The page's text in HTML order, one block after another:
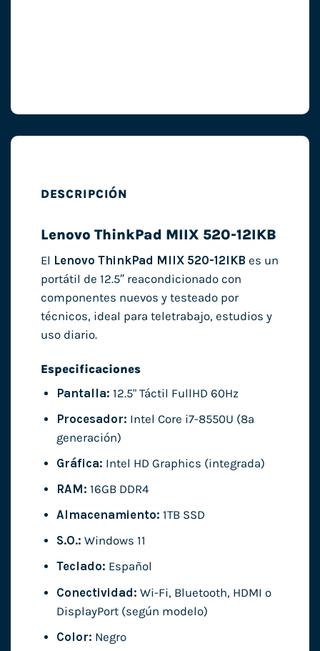
DESCRIPCIÓN
Lenovo ThinkPad MIIX 520-12IKB
El Lenovo ThinkPad MIIX 520-12IKB es un
portátil de 12.5″ reacondicionado con
componentes nuevos y testeado por
técnicos, ideal para teletrabajo, estudios y
uso diario.
Especificaciones
Pantalla: 12.5" Táctil FullHD 60Hz
Procesador: Intel Core i7-8550U (8ª
generación)
Gráfica: Intel HD Graphics (integrada)
RAM: 16GB DDR4
Almacenamiento: 1TB SSD
S.O.: Windows 11
Teclado: Español
Conectividad: Wi-Fi, Bluetooth, HDMI o
DisplayPort (según modelo)
Color: Negro